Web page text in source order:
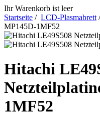
Ihr Warenkorb ist leer
Startseite / LCD-Plasmabrett
MP145D-1MF52
Hitachi
1MF52